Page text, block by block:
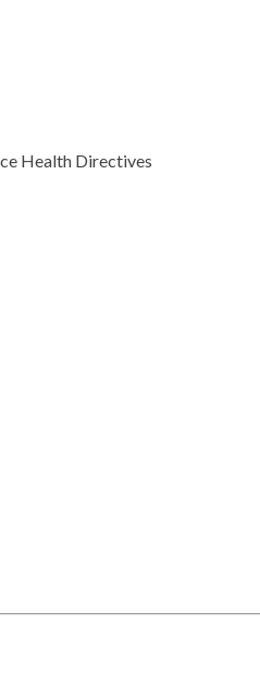
Health Directives